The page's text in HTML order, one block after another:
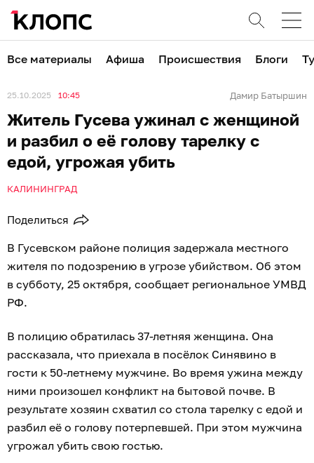
Все материалы Афиша Происшествия Блоги
25.10.2025 10:45 Дамир Батыршин
Житель Гусева ужинал с женщиной
и разбил о её голову тарелку с
едой, угрожая убить
КАЛИНИНГРАД
Поделиться
В Гусевском районе полиция задержала местного
жителя по подозрению в угрозе убийством. Об этом
в субботу, 25 октября, сообщает региональное УМВД
РФ.
В полицию обратилась 37-летняя женщина. Она
рассказала, что приехала в посёлок Синявино в
гости к 50-летнему мужчине. Во время ужина между
ними произошел конфликт на бытовой почве. В
результате хозяин схватил со стола тарелку с едой и
разбил её о голову потерпевшей. При этом мужчина
угрожал убить свою гостью.